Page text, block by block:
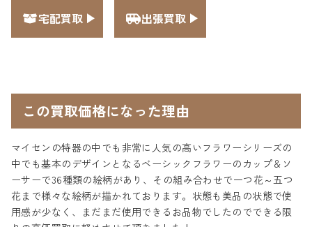
宅配買取 出張買取
この買取価格になった理由
マイセンの特器の中でも非常に人気の高いフラワーシリーズの
中でも基本のデザインとなるベーシックフラワーのカップ＆ソ
ーサーで36種類の絵柄があり、その組み合わせで一つ花～五つ
花まで様々な絵柄が描かれております。状態も美品の状態で使
用感が少なく、まだまだ使用できるお品物でしたのでできる限